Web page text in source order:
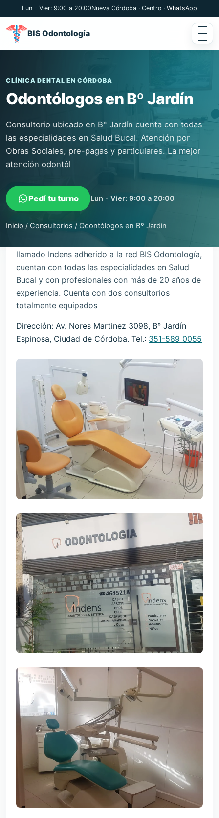
Lun - Vier: 9:00 a 20:00Nueva Córdoba · Centro · WhatsApp
BIS Odontología
CLÍNICA DENTAL EN CÓRDOBA
Odontólogos en Bº Jardín
Consultorio ubicado en B° Jardín cuenta con todas
las especialidades en Salud Bucal. Atención por
Obras Sociales, pre-pagas y particulares. La mejor
atención odontól
Pedí tu turno Lun - Vier: 9:00 a 20:00
Inicio / Consultorios / Odontólogos en Bº Jardín
El consultorio ubicado en B° Jardín Espinosa
llamado Indens adherido a la red BIS Odontología,
cuentan con todas las especialidades en Salud
Bucal y con profesionales con más de 20 años de
experiencia. Cuenta con dos consultorios
totalmente equipados
Dirección: Av. Nores Martinez 3098, B° Jardín
Espinosa, Ciudad de Córdoba. Tel.: 351-589 0055